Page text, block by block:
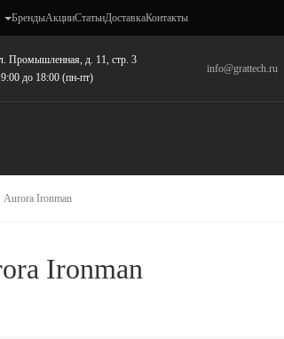
БрендыАкцииСтатьиДоставкаКонтакты
Промышленная, д. 11, стр. 3
до 18:00 (пн-пт)
info@grattech.ru
Aurora Ironman
Ironman